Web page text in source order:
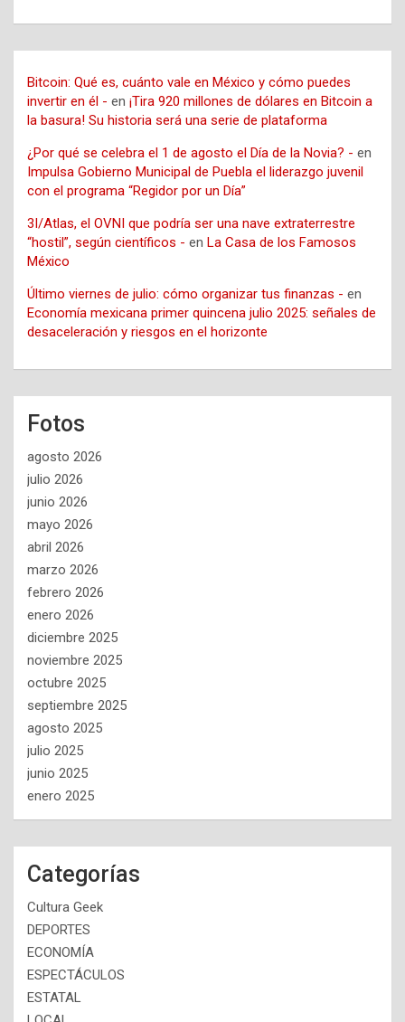
Bitcoin: Qué es, cuánto vale en México y cómo puedes
invertir en él - en ¡Tira 920 millones de dólares en Bitcoin a
la basura! Su historia será una serie de plataforma
¿Por qué se celebra el 1 de agosto el Día de la Novia? - en
Impulsa Gobierno Municipal de Puebla el liderazgo juvenil
con el programa “Regidor por un Día”
3I/Atlas, el OVNI que podría ser una nave extraterrestre
“hostil”, según científicos - en La Casa de los Famosos
México
Último viernes de julio: cómo organizar tus finanzas - en
Economía mexicana primer quincena julio 2025: señales de
desaceleración y riesgos en el horizonte
Fotos
agosto 2026
julio 2026
junio 2026
mayo 2026
abril 2026
marzo 2026
febrero 2026
enero 2026
diciembre 2025
noviembre 2025
octubre 2025
septiembre 2025
agosto 2025
julio 2025
junio 2025
enero 2025
Categorías
Cultura Geek
DEPORTES
ECONOMÍA
ESPECTÁCULOS
ESTATAL